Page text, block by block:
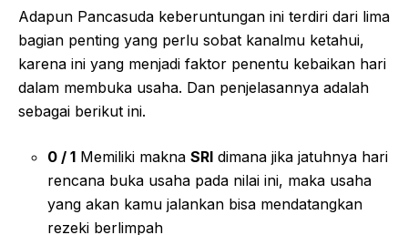
Adapun Pancasuda keberuntungan ini terdiri dari lima
bagian penting yang perlu sobat kanalmu ketahui,
karena ini yang menjadi faktor penentu kebaikan hari
dalam membuka usaha. Dan penjelasannya adalah
sebagai berikut ini.
0 / 1 Memiliki makna SRI dimana jika jatuhnya hari
rencana buka usaha pada nilai ini, maka usaha
yang akan kamu jalankan bisa mendatangkan
rezeki berlimpah